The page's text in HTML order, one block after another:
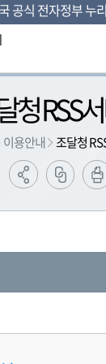
본문영역 바로가기
메인메뉴 바로가기
하단링크 바로가기
공식 전자정부 누
청 RSS
이용안내 조달청